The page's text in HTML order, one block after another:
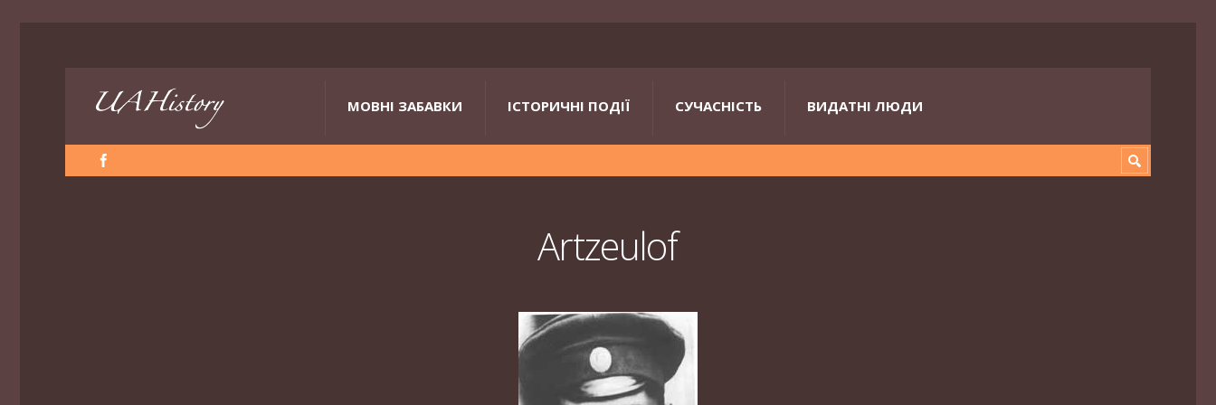
МОВНІ ЗАБАВКИ ІСТОРИЧНІ ПОДІЇ СУЧАСНІСТЬ ВИДАТНІ ЛЮДИ
Artzeulof